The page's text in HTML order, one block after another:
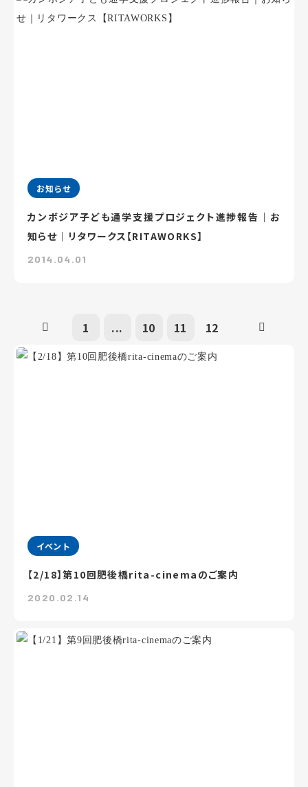
お知らせ
カンボジア子ども通学支援プロジェクト進捗報告｜お
知らせ｜リタワークス【RITAWORKS】
2014.04.01
1 ... 10 11 12
イベント
【2/18】第10回肥後橋rita-cinemaのご案内
2020.02.14